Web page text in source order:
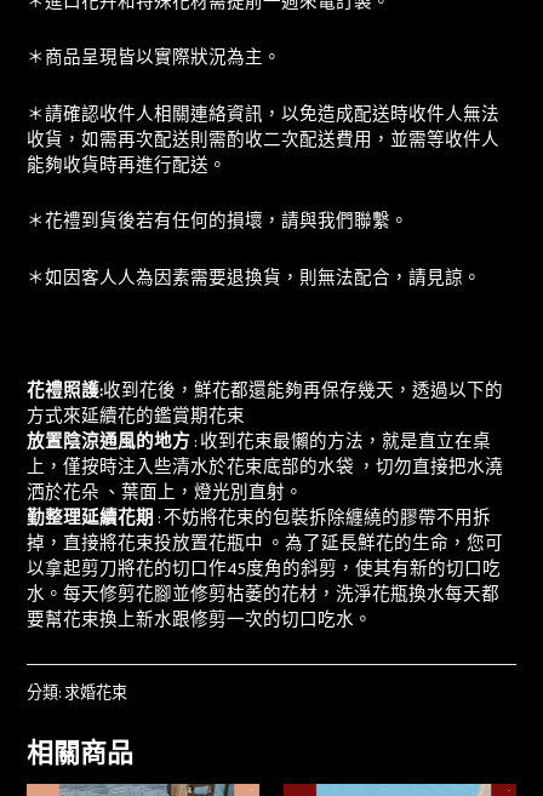
＊商品呈現皆以實際狀況為主。
＊請確認收件人相關連絡資訊，以免造成配送時收件人無法
收貨，如需再次配送則需酌收二次配送費用，並需等收件人
能夠收貨時再進行配送。
＊花禮到貨後若有任何的損壞，請與我們聯繫。
＊如因客人人為因素需要退換貨，則無法配合，請見諒。
花禮照護:收到花後，鮮花都還能夠再保存幾天，透過以下的
方式來延續花的鑑賞期花束
放置陰涼通風的地方: 收到花束最懶的方法，就是直立在桌
上，僅按時注入些清水於花束底部的水袋 ，切勿直接把水澆
洒於花朵 、葉面上，燈光別直射。
勤整理延續花期: 不妨將花束的包裝拆除纏繞的膠帶不用拆
掉，直接將花束投放置花瓶中 。為了延長鮮花的生命，您可
以拿起剪刀將花的切口作45度角的斜剪，使其有新的切口吃
水。每天修剪花腳並修剪枯萎的花材，洗淨花瓶換水每天都
要幫花束換上新水跟修剪一次的切口吃水。
分類:求婚花束
相關商品